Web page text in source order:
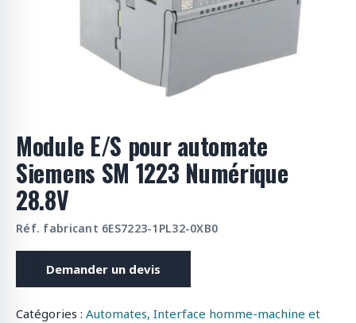
Module E/S pour automate
Siemens SM 1223 Numérique
28.8V
Réf. fabricant 6ES7223-1PL32-0XB0
Demander un devis
Catégories : Automates, Interface homme-machine et